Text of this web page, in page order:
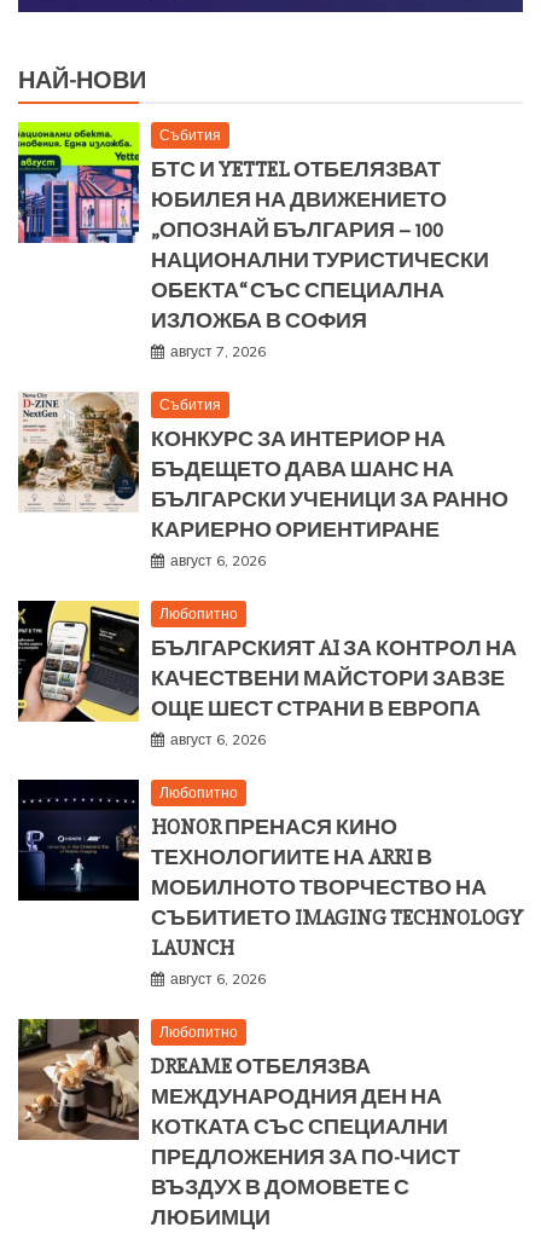
НАЙ-НОВИ
Събития
БТС И YETTEL ОТБЕЛЯЗВАТ
ЮБИЛЕЯ НА ДВИЖЕНИЕТО
„ОПОЗНАЙ БЪЛГАРИЯ – 100
НАЦИОНАЛНИ ТУРИСТИЧЕСКИ
ОБЕКТА“ СЪС СПЕЦИАЛНА
ИЗЛОЖБА В СОФИЯ
август 7, 2026
Събития
КОНКУРС ЗА ИНТЕРИОР НА
БЪДЕЩЕТО ДАВА ШАНС НА
БЪЛГАРСКИ УЧЕНИЦИ ЗА РАННО
КАРИЕРНО ОРИЕНТИРАНЕ
август 6, 2026
Любопитно
БЪЛГАРСКИЯТ AI ЗА КОНТРОЛ НА
КАЧЕСТВЕНИ МАЙСТОРИ ЗАВЗЕ
ОЩЕ ШЕСТ СТРАНИ В ЕВРОПА
август 6, 2026
Любопитно
HONOR ПРЕНАСЯ КИНО
ТЕХНОЛОГИИТЕ НА ARRI В
МОБИЛНОТО ТВОРЧЕСТВО НА
СЪБИТИЕТО IMAGING TECHNOLOGY
LAUNCH
август 6, 2026
Любопитно
DREAME ОТБЕЛЯЗВА
МЕЖДУНАРОДНИЯ ДЕН НА
КОТКАТА СЪС СПЕЦИАЛНИ
ПРЕДЛОЖЕНИЯ ЗА ПО-ЧИСТ
ВЪЗДУХ В ДОМОВЕТЕ С
ЛЮБИМЦИ